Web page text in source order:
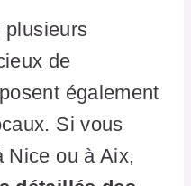
plusieurs
de
également
Si vous
Nice ou à Aix,